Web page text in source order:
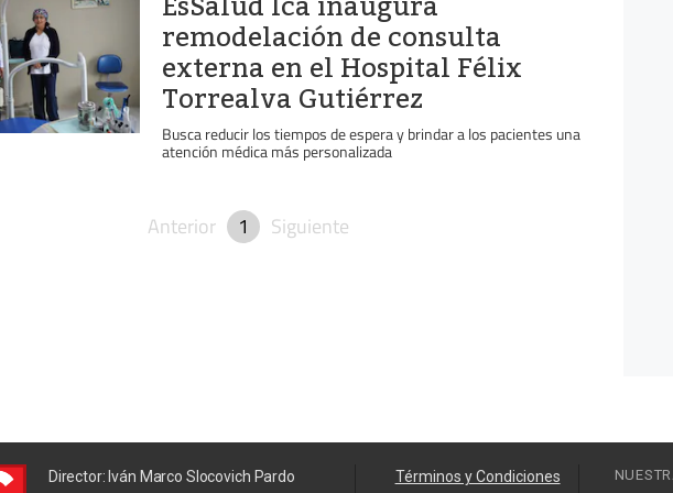
remodelación de consulta
externa en el Hospital Félix
Torrealva Gutiérrez
Busca reducir los tiempos de espera y brindar a los pacientes una
atención médica más personalizada
Anterior 1 Siguiente
Director: Iván Marco Slocovich Pardo Términos y Condiciones